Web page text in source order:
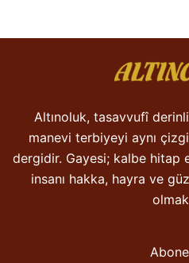
Altınoluk, tasavvufî
manevi terbiyeyi aynı
dergidir. Gayesi; kalbe hitap
insanı hakka, hayra ve